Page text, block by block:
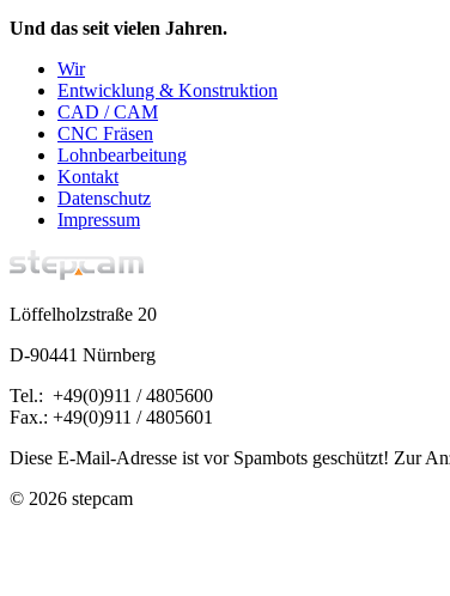
Und das seit vielen Jahren.
Wir
Entwicklung & Konstruktion
CAD / CAM
CNC Fräsen
Lohnbearbeitung
Kontakt
Datenschutz
Impressum
Löffelholzstraße 20
D-90441 Nürnberg
Tel.: +49(0)911 / 4805600
Fax.: +49(0)911 / 4805601
Diese E-Mail-Adresse ist vor Spambots geschützt! Zur
© 2026 stepcam